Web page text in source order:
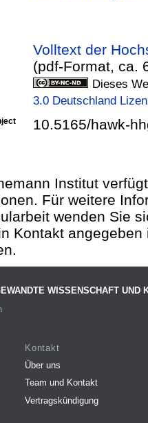
Volltext der
(pdf-Format, ca.
Dieses
3.0 Deutschland
10.5165/hawk-
Institut
Für weitere
wenden Sie
Kontakt
WISSENSCHAFT UND
Kontakt
Über uns
Team und Kontakt
Vertragskündigung